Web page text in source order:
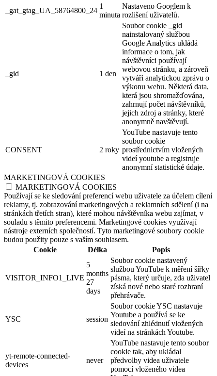
_gat_gtag_UA_58764800_24
1
minuta
Nastaveno Googlem k
rozlišení uživatelů.
_gid 1 den
Soubor cookie _gid
nainstalovaný službou
Google Analytics ukládá
informace o tom, jak
návštěvníci používají
webovou stránku, a zároveň
vytváří analytickou zprávu o
výkonu webu. Některá data,
která jsou shromažďována,
zahrnují počet návštěvníků,
jejich zdroj a stránky, které
anonymně navštěvují.
CONSENT 2 roky
YouTube nastavuje tento
soubor cookie
prostřednictvím vložených
videí youtube a registruje
anonymní statistické údaje.
MARKETINGOVÁ COOKIES
MARKETINGOVÁ COOKIES
Používají se ke sledování preferencí webu uživatele za účelem cílení
reklamy, tj. zobrazování marketingových a reklamních sdělení (i na
stránkách třetích stran), které mohou návštěvníka webu zajímat, v
souladu s těmito preferencemi. Marketingové cookies využívají
nástroje externích společností. Tyto marketingové soubory cookie
budou použity pouze s vaším souhlasem.
Cookie
Délka Popis
VISITOR_INFO1_LIVE
5
months
27
days
Soubor cookie nastavený
službou YouTube k měření šířky
pásma, který určuje, zda uživatel
získá nové nebo staré rozhraní
přehrávače.
YSC session
Soubor cookie YSC nastavuje
Youtube a používá se ke
sledování zhlédnutí vložených
videí na stránkách Youtube.
yt-remote-connected-
devices
never
YouTube nastavuje tento soubor
cookie tak, aby ukládal
předvolby videa uživatele
pomocí vloženého videa